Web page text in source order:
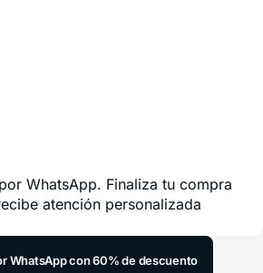
WhatsApp. Finaliza tu compra
atención personalizada
WhatsApp con 60% de descuento